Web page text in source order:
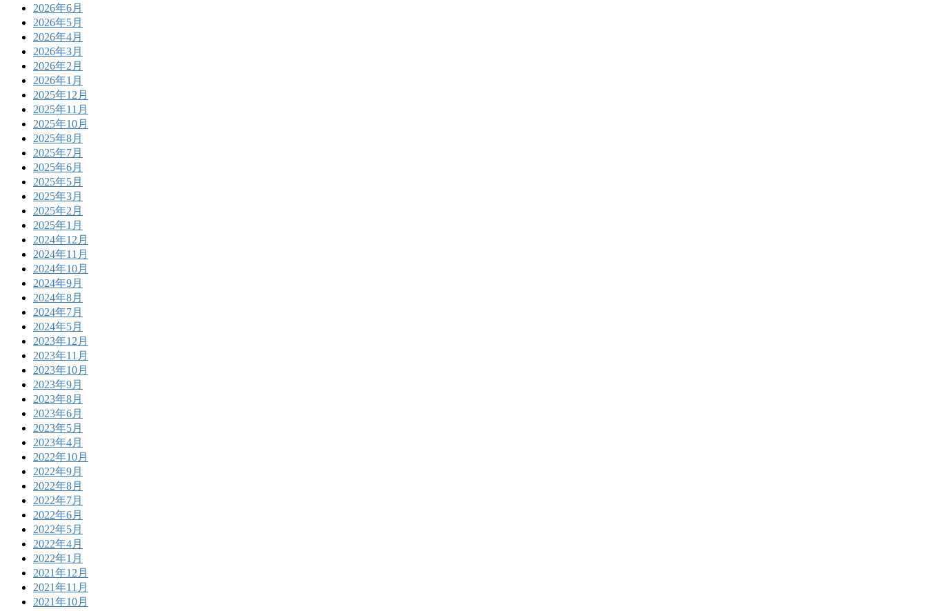
2026年6月
2026年5月
2026年4月
2026年3月
2026年2月
2026年1月
2025年12月
2025年11月
2025年10月
2025年8月
2025年7月
2025年6月
2025年5月
2025年3月
2025年2月
2025年1月
2024年12月
2024年11月
2024年10月
2024年9月
2024年8月
2024年7月
2024年5月
2023年12月
2023年11月
2023年10月
2023年9月
2023年8月
2023年6月
2023年5月
2023年4月
2022年10月
2022年9月
2022年8月
2022年7月
2022年6月
2022年5月
2022年4月
2022年1月
2021年12月
2021年11月
2021年10月